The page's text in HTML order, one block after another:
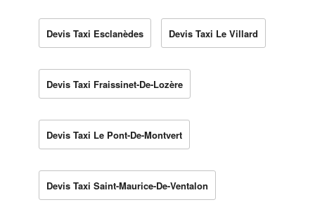
Devis Taxi Esclanèdes Devis Taxi Le Villard
Devis Taxi Fraissinet-De-Lozère
Devis Taxi Le Pont-De-Montvert
Devis Taxi Saint-Maurice-De-Ventalon